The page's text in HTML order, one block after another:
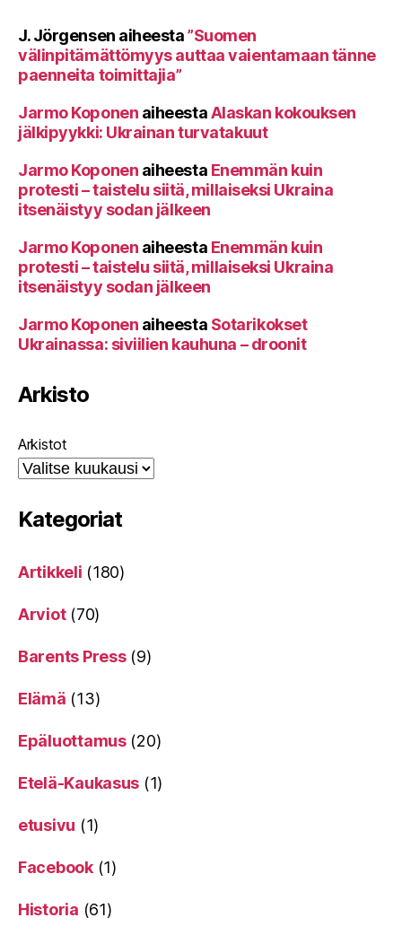
J. Jörgensen aiheesta”Suomen
välinpitämättömyys auttaa vaientamaan tänne
paenneita toimittajia”
Jarmo Koponen aiheestaAlaskan kokouksen
jälkipyykki: Ukrainan turvatakuut
Jarmo Koponen aiheesta Enemmän kuin
protesti – taistelu siitä, millaiseksi Ukraina
itsenäistyy sodan jälkeen
Jarmo Koponen aiheesta Enemmän kuin
protesti – taistelu siitä, millaiseksi Ukraina
itsenäistyy sodan jälkeen
Jarmo Koponen aiheesta Sotarikokset
Ukrainassa: siviilien kauhuna – droonit
Arkisto
Arkistot
Kategoriat
Artikkeli (180)
Arviot(70)
Barents Press(9)
Elämä (13)
Epäluottamus(20)
Etelä-Kaukasus (1)
etusivu (1)
Facebook(1)
Historia (61)